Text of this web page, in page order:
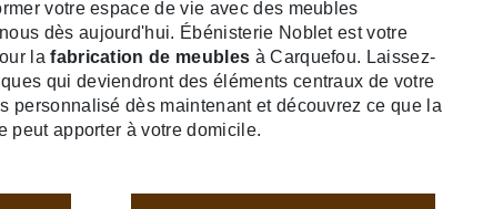
votre espace de vie avec des meubles
dès aujourd'hui. Ébénisterie Noblet est votre
lafabrication de meubles à Carquefou. Laissez-
qui deviendront des éléments centraux de votre
personnalisé dès maintenant et découvrez ce que la
peut apporter à votre domicile.